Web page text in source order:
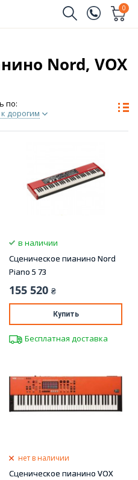
0
Nord, VOX
по:
дорогим
в наличии
Сценическое пианино Nord
Piano 5 73
155 520 ₴
Купить
Бесплатная доставка
нет в наличии
Сценическое пианино VOX